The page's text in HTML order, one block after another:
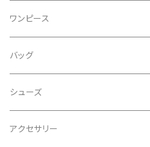
シャツ
ブラウス
カットソー
セーター
ジャケット
ジレ
ブルゾン
デニム
パンツ
スカート
レギンス
ワンピース
ワンピース
オールインワン
ドレス
バッグ
シューズ
サンダル
アクセサリー